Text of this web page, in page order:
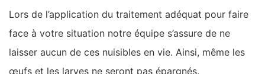
Lors de l’application du traitement adéquat pour faire
face à votre situation notre équipe s’assure de ne
laisser aucun de ces nuisibles en vie. Ainsi, même les
œufs et les larves ne seront pas épargnés.